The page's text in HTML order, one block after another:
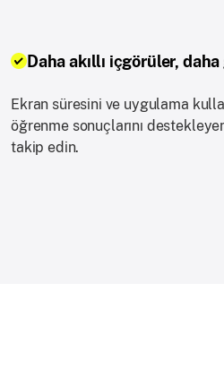
Daha akıllı içgörüler,
Ekran süresini ve uygulama
öğrenme sonuçlarını
takip edin.